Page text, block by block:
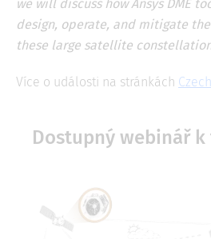
we will discuss how Ansys DME
design, operate, and mitigate
these large satellite
Více o události na stránkách
Dostupný webinář